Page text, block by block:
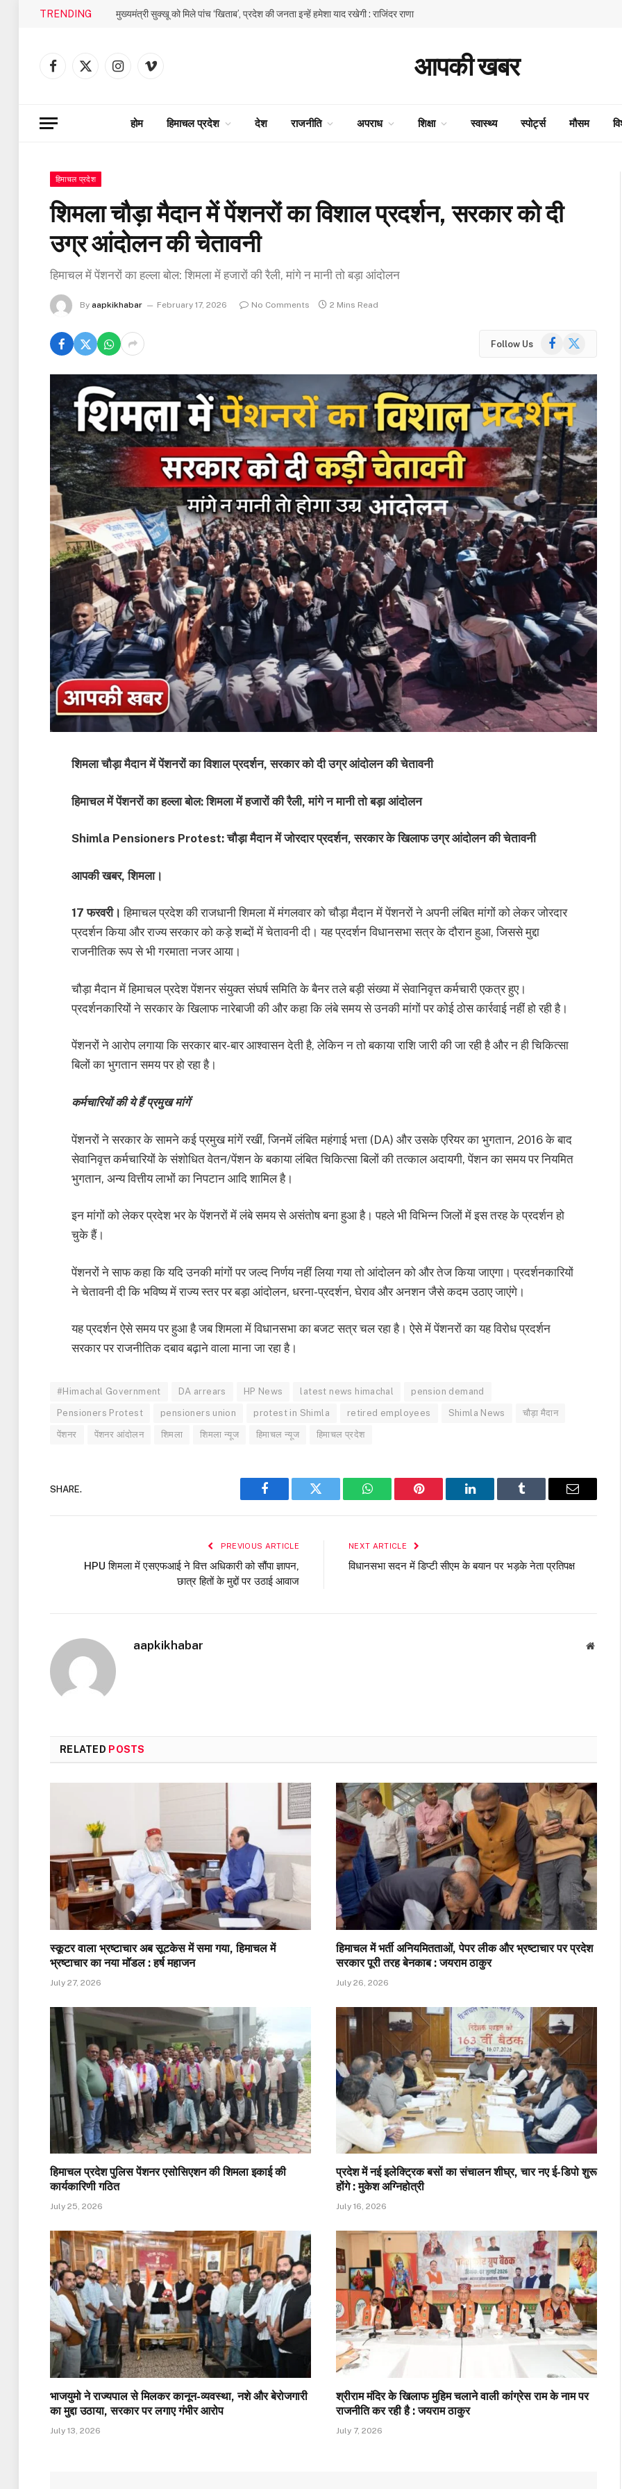
TRENDING मुख्यमंत्री सुक्खू को मिले पांच ‘खिताब’, प्रदेश की जनता इन्हें हमेशा याद रखेगी : राजिंदर राणा
Facebook
X
InstagramVimeo आपकी खबर
होम हिमाचल प्रदेश देश राजनीति अपराध शिक्षा स्वास्थ्य स्पोर्ट्स मौसम
हिमाचल प्रदेश
शिमला चौड़ा मैदान में पेंशनरों का विशाल प्रदर्शन, सरकार को दी
उग्र आंदोलन की चेतावनी
हिमाचल में पेंशनरों का हल्ला बोल: शिमला में हजारों की रैली, मांगे न मानी तो बड़ा आंदोलन
By aapkikhabar February 17, 2026 No Comments 2 Mins Read
Follow Us Facebook
X
शिमला चौड़ा मैदान में पेंशनरों का विशाल प्रदर्शन, सरकार को दी उग्र आंदोलन की चेतावनी
हिमाचल में पेंशनरों का हल्ला बोल: शिमला में हजारों की रैली, मांगे न मानी तो बड़ा आंदोलन
Shimla Pensioners Protest: चौड़ा मैदान में जोरदार प्रदर्शन, सरकार के खिलाफ उग्र आंदोलन की चेतावनी
आपकी खबर, शिमला।
17 फरवरी।हिमाचल प्रदेश की राजधानी शिमला में मंगलवार को चौड़ा मैदान में पेंशनरों ने अपनी लंबित मांगों को लेकर जोरदार
प्रदर्शन किया और राज्य सरकार को कड़े शब्दों में चेतावनी दी। यह प्रदर्शन विधानसभा सत्र के दौरान हुआ, जिससे मुद्दा
राजनीतिक रूप से भी गरमाता नजर आया।
चौड़ा मैदान में हिमाचल प्रदेश पेंशनर संयुक्त संघर्ष समिति के बैनर तले बड़ी संख्या में सेवानिवृत्त कर्मचारी एकत्र हुए।
प्रदर्शनकारियों ने सरकार के खिलाफ नारेबाजी की और कहा कि लंबे समय से उनकी मांगों पर कोई ठोस कार्रवाई नहीं हो रही है।
पेंशनरों ने आरोप लगाया कि सरकार बार-बार आश्वासन देती है, लेकिन न तो बकाया राशि जारी की जा रही है और न ही चिकित्सा
बिलों का भुगतान समय पर हो रहा है।
कर्मचारियों की ये हैं प्रमुख मांगें
पेंशनरों ने सरकार के सामने कई प्रमुख मांगें रखीं, जिनमें लंबित महंगाई भत्ता (DA) और उसके एरियर का भुगतान, 2016 के बाद
सेवानिवृत्त कर्मचारियों के संशोधित वेतन/पेंशन के बकाया लंबित चिकित्सा बिलों की तत्काल अदायगी, पेंशन का समय पर नियमित
भुगतान, अन्य वित्तीय लाभों का निपटान आदि शामिल है।
इन मांगों को लेकर प्रदेश भर के पेंशनरों में लंबे समय से असंतोष बना हुआ है। पहले भी विभिन्न जिलों में इस तरह के प्रदर्शन हो
चुके हैं।
पेंशनरों ने साफ कहा कि यदि उनकी मांगों पर जल्द निर्णय नहीं लिया गया तो आंदोलन को और तेज किया जाएगा। प्रदर्शनकारियों
ने चेतावनी दी कि भविष्य में राज्य स्तर पर बड़ा आंदोलन, धरना-प्रदर्शन, घेराव और अनशन जैसे कदम उठाए जाएंगे।
यह प्रदर्शन ऐसे समय पर हुआ है जब शिमला में विधानसभा का बजट सत्र चल रहा है। ऐसे में पेंशनरों का यह विरोध प्रदर्शन
सरकार पर राजनीतिक दबाव बढ़ाने वाला माना जा रहा है।
#Himachal Government DA arrears HP News latest news himachal pension demand
Pensioners Protest pensioners union protest in Shimla retired employees Shimla News चौड़ा मैदान
पेंशनर पेंशनर आंदोलन शिमला शिमला न्यूज हिमाचल न्यूज हिमाचल प्रदेश
SHARE.
Facebook Twitter WhatsAppPinterest LinkedIn Tumblr Email
PREVIOUS ARTICLE
HPU शिमला में एसएफआई ने वित्त अधिकारी को सौंपा ज्ञापन,
छात्र हितों के मुद्दों पर उठाई आवाज
NEXT ARTICLE
विधानसभा सदन में डिप्टी सीएम के बयान पर भड़के नेता प्रतिपक्ष
aapkikhabar
RELATED POSTS
स्कूटर वाला भ्रष्टाचार अब सूटकेस में समा गया, हिमाचल में
भ्रष्टाचार का नया मॉडल : हर्ष महाजन
July 27, 2026
हिमाचल में भर्ती अनियमितताओं, पेपर लीक और भ्रष्टाचार पर प्रदेश
सरकार पूरी तरह बेनकाब : जयराम ठाकुर
July 26, 2026
हिमाचल प्रदेश पुलिस पेंशनर एसोसिएशन की शिमला इकाई की
कार्यकारिणी गठित
July 25, 2026
प्रदेश में नई इलेक्ट्रिक बसों का संचालन शीघ्र, चार नए ई-डिपो शुरू
होंगे : मुकेश अग्निहोत्री
July 16, 2026
भाजयुमो ने राज्यपाल से मिलकर कानून-व्यवस्था, नशे और बेरोजगारी
का मुद्दा उठाया, सरकार पर लगाए गंभीर आरोप
July 13, 2026
श्रीराम मंदिर के खिलाफ मुहिम चलाने वाली कांग्रेस राम के नाम पर
राजनीति कर रही है : जयराम ठाकुर
July 7, 2026